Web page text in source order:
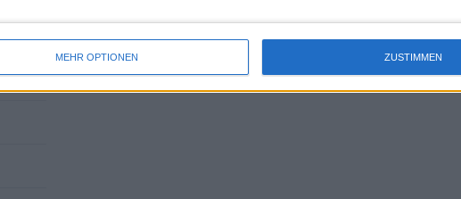
MEHR OPTIONEN ZUSTIMMEN